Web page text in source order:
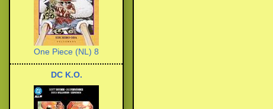
One Piece (NL) 8
DC K.O.